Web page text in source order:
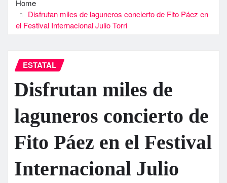
Home
Disfrutan miles de laguneros concierto de Fito Páez en
el Festival Internacional Julio Torri
ESTATAL
Disfrutan miles de
laguneros concierto de
Fito Páez en el Festival
Internacional Julio